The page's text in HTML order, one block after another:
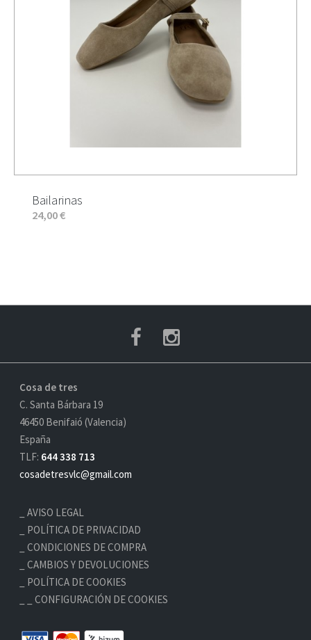
Bailarinas
24,00 €
Cosa de tres
C. Santa Bárbara 19
46450 Benifaió (Valencia)
España
TLF: 644 338 713
cosadetresvlc@gmail.com
AVISO LEGAL
POLÍTICA DE PRIVACIDAD
CONDICIONES DE COMPRA
CAMBIOS Y DEVOLUCIONES
POLÍTICA DE COOKIES
_ CONFIGURACIÓN DE COOKIES